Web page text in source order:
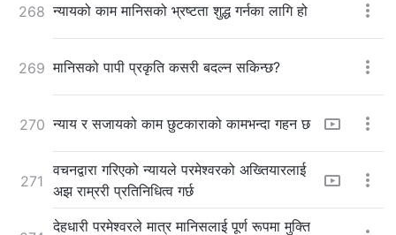
268 न्यायको काम मानिसको भ्रष्टता शुद्ध गर्नका लागि हो
269 मानिसको पापी प्रकृति कसरी बदल्न सकिन्छ?
270 न्याय र सजायको काम छुटकाराको कामभन्दा गहन छ
271
वचनद्वारा गरिएको न्यायले परमेश्‍वरको अख्तियारलाई
अझ राम्ररी प्रतिनिधित्व गर्छ
देहधारी परमेश्‍वरले मात्र मानिसलाई पूर्ण रूपमा मुक्ति